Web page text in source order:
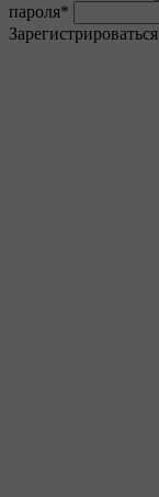
пароля*
Зарегистрироваться